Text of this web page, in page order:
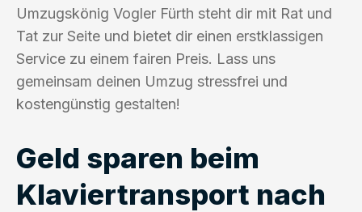
Umzugskönig Vogler Fürth steht dir mit Rat und
Tat zur Seite und bietet dir einen erstklassigen
Service zu einem fairen Preis. Lass uns
gemeinsam deinen Umzug stressfrei und
kostengünstig gestalten!
Geld sparen beim
Klaviertransport nach